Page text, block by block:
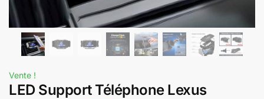
Vente !
LED Support Téléphone Lexus